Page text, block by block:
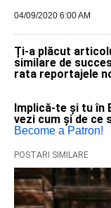
04/09/2020 6:00 AM
Ți-a plăcut
similare de
rata reportajele
Implică-te și tu în
vezi cum și de ce
Become a Patron!
POSTARI SIMILARE